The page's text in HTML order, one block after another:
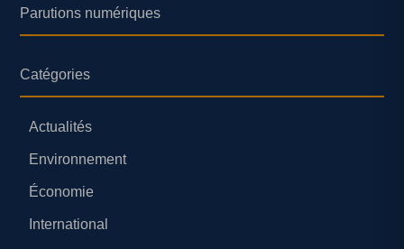
Parutions numériques
Catégories
Actualités
Environnement
Économie
International